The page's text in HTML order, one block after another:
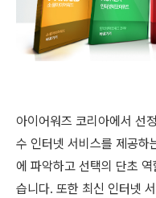
아이어워즈 코리아에서 선
수 인터넷 서비스를 제공하
에 파악하고 선택의 단초
습니다. 또한 최신 인터넷